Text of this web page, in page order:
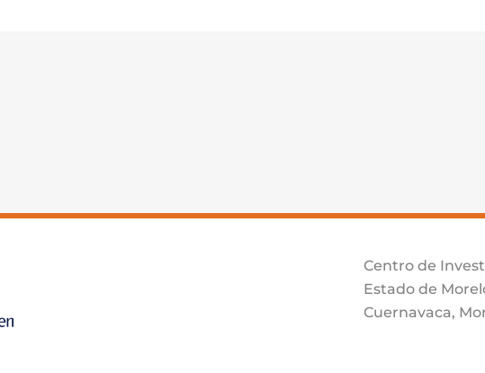
Centro de
Estado de
Cuernavaca,